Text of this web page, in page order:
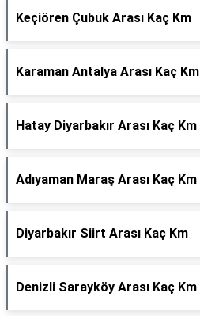
Keçiören Çubuk Arası Kaç Km
Karaman Antalya Arası Kaç Km
Hatay Diyarbakır Arası Kaç Km
Adıyaman Maraş Arası Kaç Km
Diyarbakır Siirt Arası Kaç Km
Denizli Sarayköy Arası Kaç Km